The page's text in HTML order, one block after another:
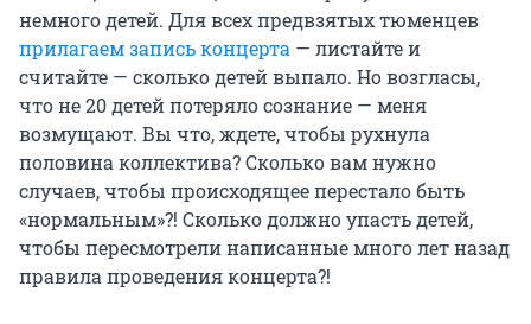
немного детей. Для всех предвзятых тюменцев
прилагаем запись концерта — листайте и
считайте — сколько детей выпало. Но возгласы,
что не 20 детей потеряло сознание — меня
возмущают. Вы что, ждете, чтобы рухнула
половина коллектива? Сколько вам нужно
случаев, чтобы происходящее перестало быть
«нормальным»?! Сколько должно упасть детей,
чтобы пересмотрели написанные много лет назад
правила проведения концерта?!